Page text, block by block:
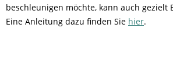
beschleunigen möchte, kann auch gezielt
Eine Anleitung dazu finden Sie hier.